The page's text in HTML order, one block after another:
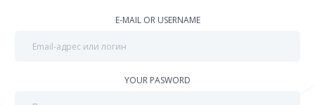
E-MAIL OR USERNAME
YOUR PASWORD